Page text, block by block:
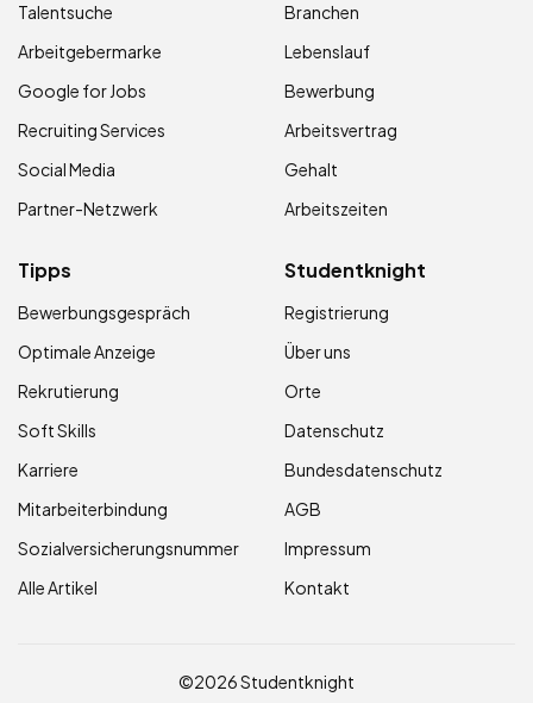
Talentsuche
Arbeitgebermarke
Google for Jobs
Recruiting Services
Social Media
Partner-Netzwerk
Branchen
Lebenslauf
Bewerbung
Arbeitsvertrag
Gehalt
Arbeitszeiten
Tipps
Bewerbungsgespräch
Optimale Anzeige
Rekrutierung
Soft Skills
Karriere
Mitarbeiterbindung
Sozialversicherungsnummer
Alle Artikel
Studentknight
Registrierung
Über uns
Orte
Datenschutz
Bundesdatenschutz
AGB
Impressum
Kontakt
©2026 Studentknight